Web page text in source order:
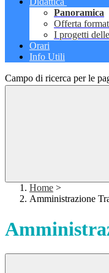
Panoramica
Offerta
I progetti
Orari
Info Utili
Campo di ricerca per le
Home >
Amministrazione